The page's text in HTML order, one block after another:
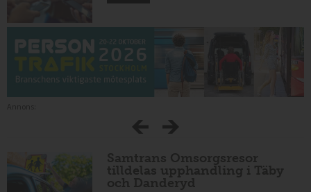
Samtrans Omsorgsresor
tilldelas upphandling i Täby
och Danderyd